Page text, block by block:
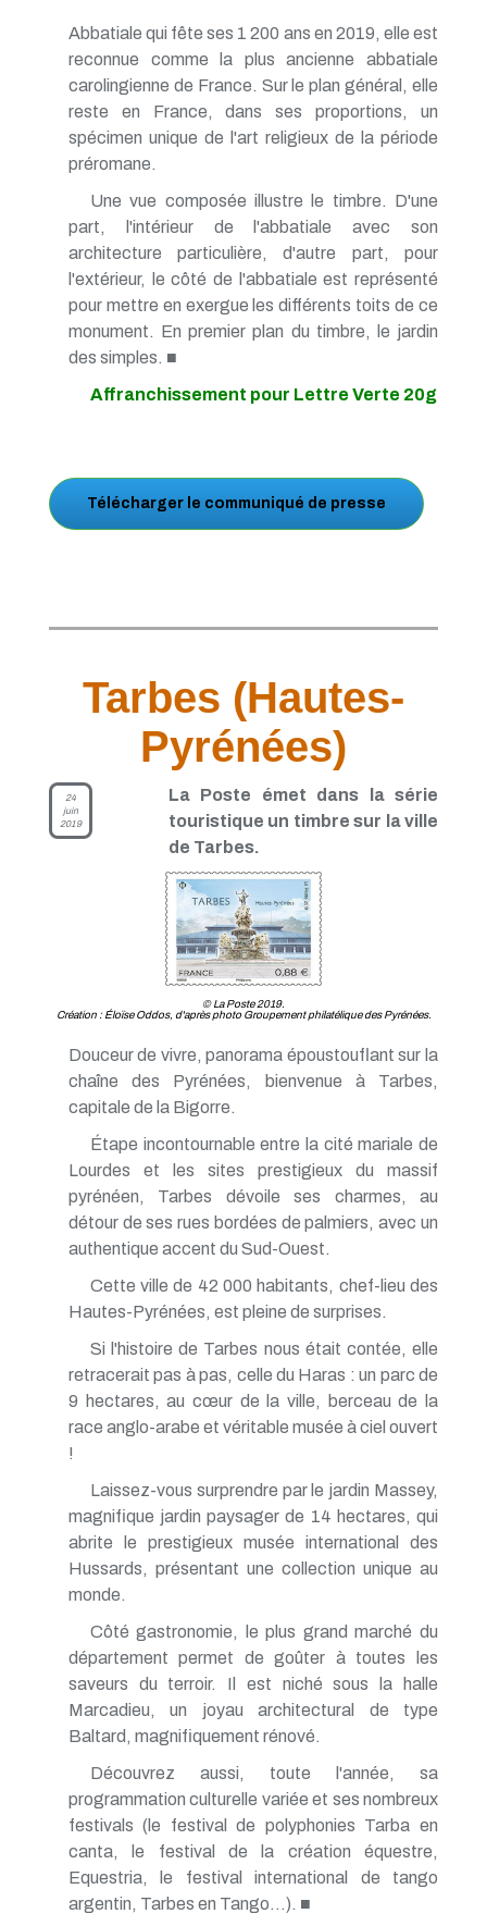
Abbatiale qui fête ses 1 200 ans en 2019, elle est
reconnue comme la plus ancienne abbatiale
carolingienne de France. Sur le plan général, elle
reste en France, dans ses proportions, un
spécimen unique de l'art religieux de la période
préromane.
Une vue composée illustre le timbre. D'une
part, l'intérieur de l'abbatiale avec son
architecture particulière, d'autre part, pour
l'extérieur, le côté de l'abbatiale est représenté
pour mettre en exergue les différents toits de ce
monument. En premier plan du timbre, le jardin
des simples. ■
Affranchissement pour Lettre Verte 20g
Télécharger le communiqué de presse
Tarbes (Hautes-
Pyrénées)
24
juin
2019
La Poste émet dans la série
touristique un timbre sur la ville
de Tarbes.
© La Poste 2019.
Création : Éloïse Oddos, d'après photo Groupement philatélique des Pyrénées.
Douceur de vivre, panorama époustouflant sur la
chaîne des Pyrénées, bienvenue à Tarbes,
capitale de la Bigorre.
Étape incontournable entre la cité mariale de
Lourdes et les sites prestigieux du massif
pyrénéen, Tarbes dévoile ses charmes, au
détour de ses rues bordées de palmiers, avec un
authentique accent du Sud-Ouest.
Cette ville de 42 000 habitants, chef-lieu des
Hautes-Pyrénées, est pleine de surprises.
Si l'histoire de Tarbes nous était contée, elle
retracerait pas à pas, celle du Haras : un parc de
9 hectares, au cœur de la ville, berceau de la
race anglo-arabe et véritable musée à ciel ouvert
!
Laissez-vous surprendre par le jardin Massey,
magnifique jardin paysager de 14 hectares, qui
abrite le prestigieux musée international des
Hussards, présentant une collection unique au
monde.
Côté gastronomie, le plus grand marché du
département permet de goûter à toutes les
saveurs du terroir. Il est niché sous la halle
Marcadieu, un joyau architectural de type
Baltard, magnifiquement rénové.
Découvrez aussi, toute l'année, sa
programmation culturelle variée et ses nombreux
festivals (le festival de polyphonies Tarba en
canta, le festival de la création équestre,
Equestria, le festival international de tango
argentin, Tarbes en Tango...). ■